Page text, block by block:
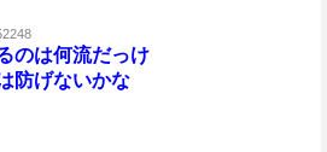
のは何流だっけ
防げないかな